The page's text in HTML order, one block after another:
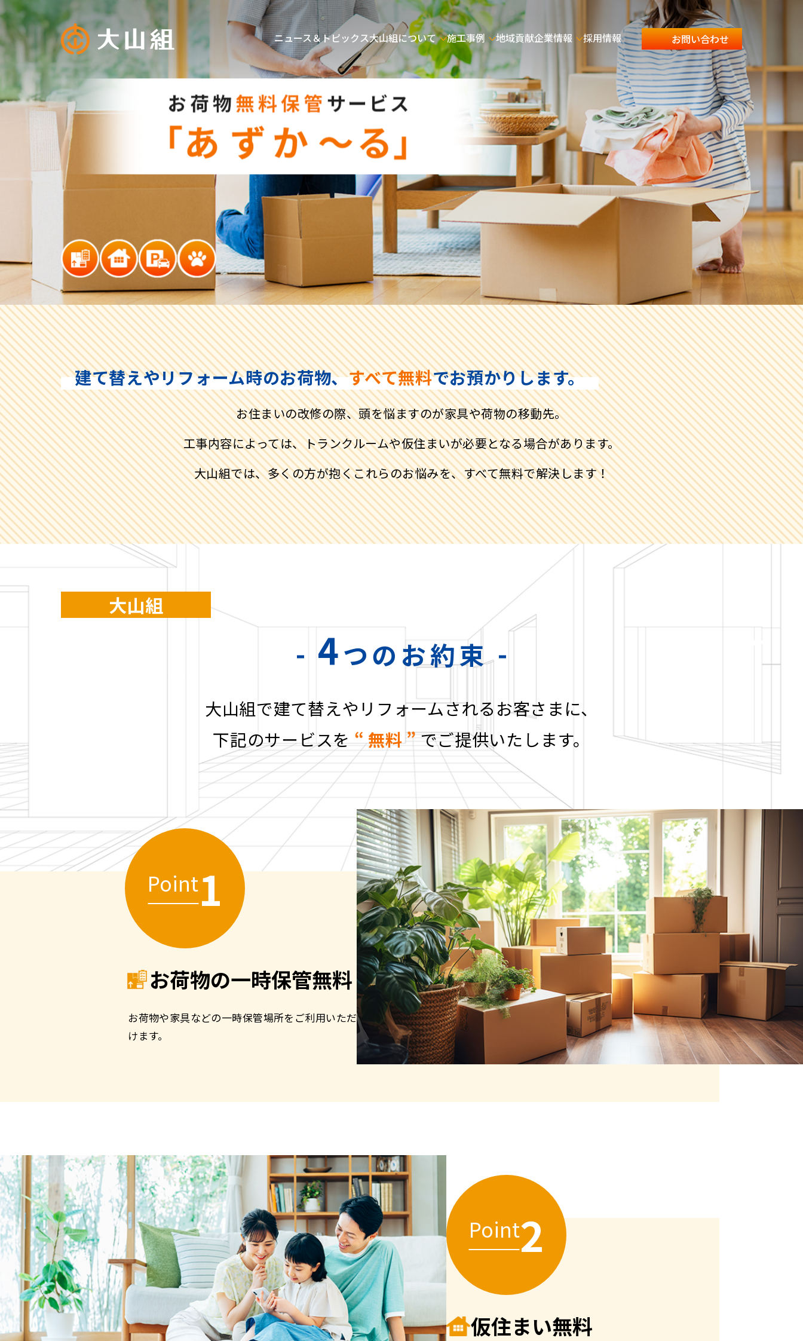
ニュース＆トピックス大山組について 施工事例 地域貢献企業情報 採用情報 お問い合わせ
建て替えやリフォーム時のお荷物、すべて無料でお預かりします。
お住まいの改修の際、頭を悩ますのが家具や荷物の移動先。
工事内容によっては、トランクルームや仮住まいが必要となる場合があります。
大山組では、多くの方が抱くこれらのお悩みを、すべて無料で解決します！
大山組
4つのお約束
大山組で建て替えや リフォームされるお客さまに、
下記のサービスを “ 無料 ”でご提供いたします。
Point1
お荷物の一時保管無料
お荷物や家具などの一時保管場所をご利用いただ
けます。
Point2
仮住まい無料